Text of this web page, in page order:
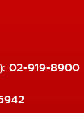
02-919-8900